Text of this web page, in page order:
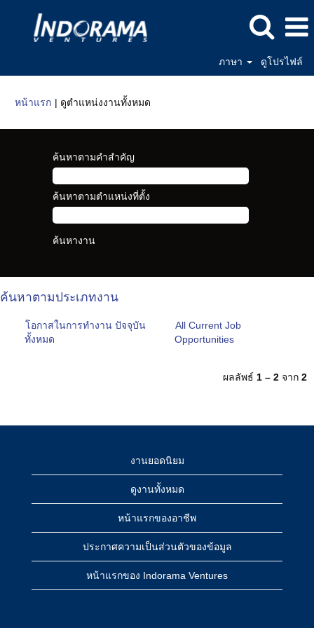
ภาษา ดูโปรไฟล์
หน้าแรก | ดูตำแหน่งงานทั้งหมด
ค้นหาตามคำสำคัญ
ค้นหาตามตำแหน่งที่ตั้ง
ค้นหาตามประเภทงาน
โอกาสในการทำงาน ปัจจุบัน
ทั้งหมด
All Current Job
Opportunities
ผลลัพธ์ 1 – 2 จาก 2
งานยอดนิยม
ดูงานทั้งหมด
หน้าแรกของอาชีพ
ประกาศความเป็นส่วนตัวของข้อมูล
หน้าแรกของ Indorama Ventures